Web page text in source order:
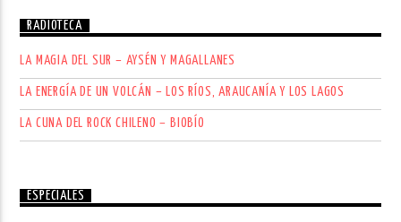
RADIOTECA
LA MAGIA DEL SUR – AYSÉN Y MAGALLANES
LA ENERGÍA DE UN VOLCÁN – LOS RÍOS, ARAUCANÍA Y LOS LAGOS
LA CUNA DEL ROCK CHILENO – BIOBÍO
ESPECIALES